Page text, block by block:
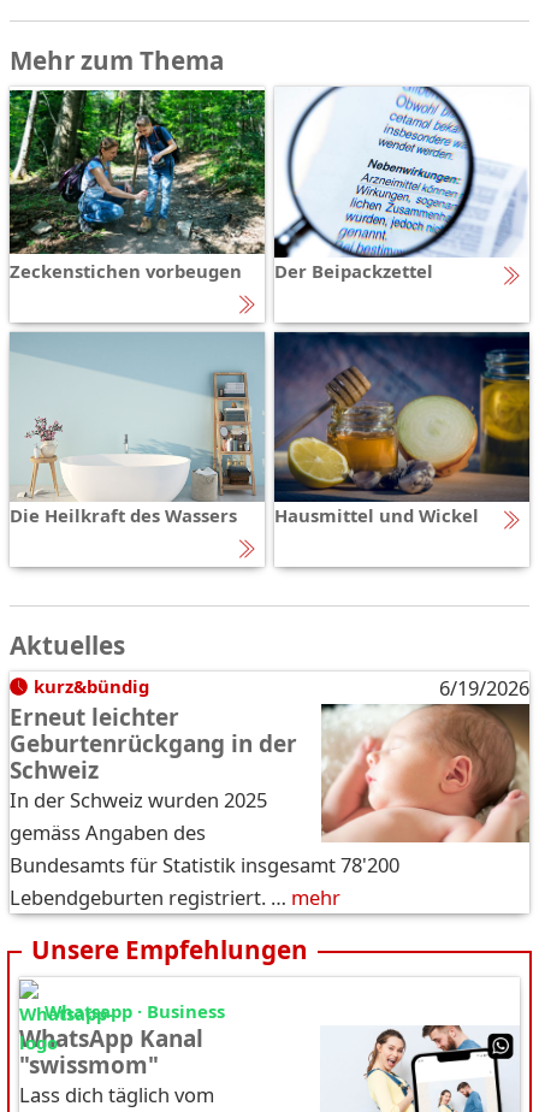
Mehr zum Thema
Zeckenstichen vorbeugen Der Beipackzettel
Die Heilkraft des Wassers Hausmittel und Wickel
Aktuelles
kurz&bündig 6/19/2026
Erneut leichter
Geburtenrückgang in der
Schweiz
In der Schweiz wurden 2025
gemäss Angaben des
Bundesamts für Statistik insgesamt 78'200
Lebendgeburten registriert. … mehr
Unsere Empfehlungen
Whatsapp · Business
WhatsApp Kanal
"swissmom"
Lass dich täglich vom